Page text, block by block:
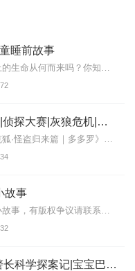
睡前故事
【内容介绍】你知道地球上的生命从何而来吗？你知道人类是什么时候产生的吗？你知道人类的生命蕴藏着怎样的秘密吗？肥胖与遗传有关系吗？同性恋是如何形成的？...
72
神探迈克狐· 千面怪盗|侦探大赛|灰狼危机|多多罗
新专辑点击收听《神探迈克狐·怪盗归来篇｜多多罗》！！！>>>点击进入主播橱窗购买《神探迈克狐》系列图书吧!<<<多多罗故事【点击前往】收听多多罗其他好玩有趣的故...
故事
录给儿子听的汽车类儿童小故事，有版权争议请联系主播
32
破坏者联盟篇2·猴子警长科学探案记|宝宝巴士故事